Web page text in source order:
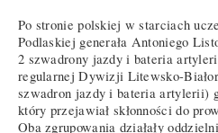
Po stronie polskiej w starciach
Podlaskiej generała Antoniego
2 szwadrony jazdy i bateria
regularnej Dywizji Litewsko-
szwadron jazdy i bateria artylerii)
który przejawiał skłonności do
Oba zgrupowania działały